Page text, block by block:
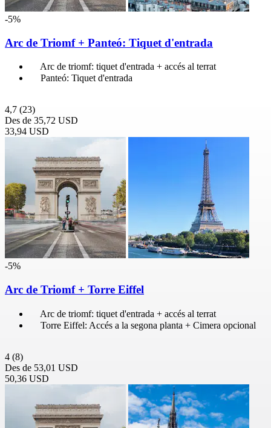
-5%
Arc de Triomf + Panteó: Tiquet d'entrada
Arc de triomf: tiquet d'entrada + accés al terrat
Panteó: Tiquet d'entrada
4,7 (23)
Des de 35,72 USD
33,94 USD
-5%
Arc de Triomf + Torre Eiffel
Arc de triomf: tiquet d'entrada + accés al terrat
Torre Eiffel: Accés a la segona planta + Cimera opcional
4 (8)
Des de 53,01 USD
50,36 USD